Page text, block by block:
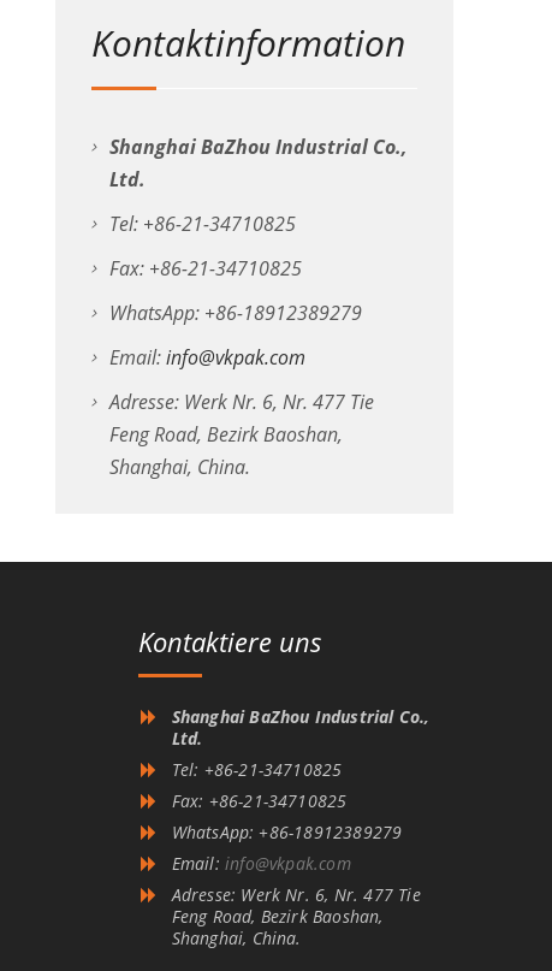
Kontaktinformation
Shanghai BaZhou Industrial Co.,
Ltd.
Tel: +86-21-34710825
Fax: +86-21-34710825
WhatsApp: +86-18912389279
Email:info@vkpak.com
Adresse: Werk Nr. 6, Nr. 477 Tie
Feng Road, Bezirk Baoshan,
Shanghai, China.
Kontaktiere uns
Shanghai BaZhou Industrial Co.,
Ltd.
Tel: +86-21-34710825
Fax: +86-21-34710825
WhatsApp: +86-18912389279
Email: info@vkpak.com
Adresse: Werk Nr. 6, Nr. 477 Tie
Feng Road, Bezirk Baoshan,
Shanghai, China.